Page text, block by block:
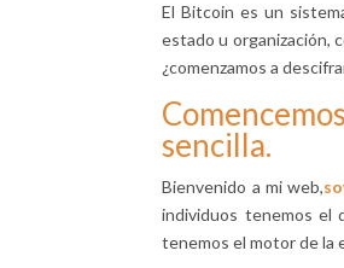
El Bitcoin es un
estado u organización,
¿comenzamos a
sencilla.
Bienvenido a mi web,
individuos tenemos el
tenemos el motor de la